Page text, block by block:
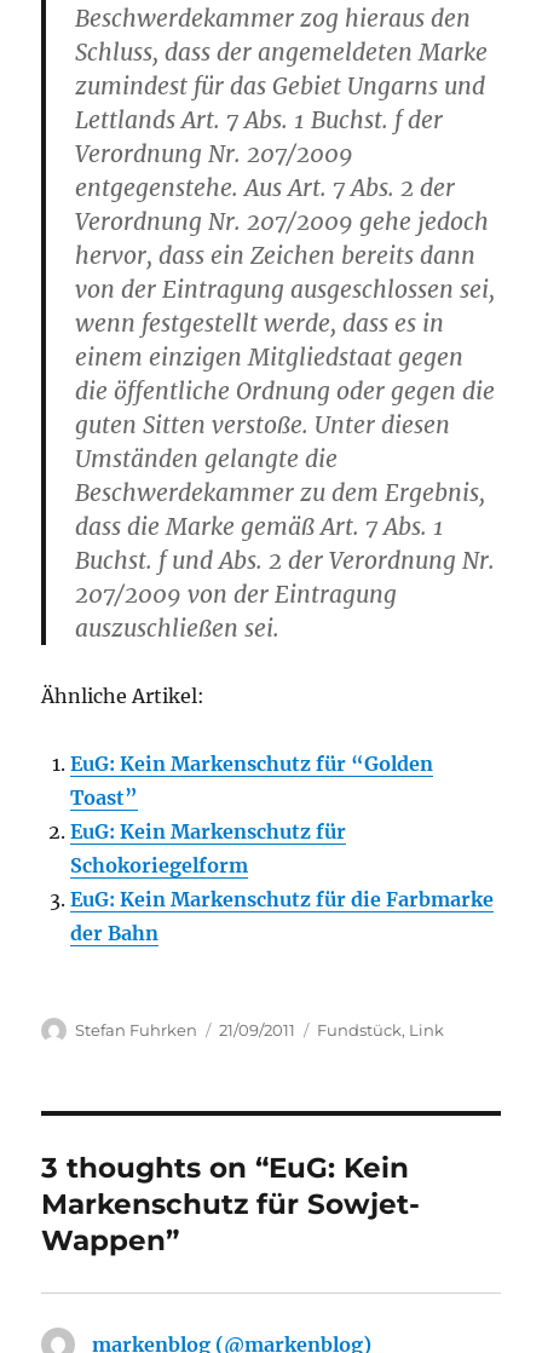
Beschwerdekammer zog hieraus den
Schluss, dass der angemeldeten Marke
zumindest für das Gebiet Ungarns und
Lettlands Art. 7 Abs. 1 Buchst. f der
Verordnung Nr. 207/2009
entgegenstehe. Aus Art. 7 Abs. 2 der
Verordnung Nr. 207/2009 gehe jedoch
hervor, dass ein Zeichen bereits dann
von der Eintragung ausgeschlossen sei,
wenn festgestellt werde, dass es in
einem einzigen Mitgliedstaat gegen
die öffentliche Ordnung oder gegen die
guten Sitten verstoße. Unter diesen
Umständen gelangte die
Beschwerdekammer zu dem Ergebnis,
dass die Marke gemäß Art. 7 Abs. 1
Buchst. f und Abs. 2 der Verordnung Nr.
207/2009 von der Eintragung
auszuschließen sei.
Ähnliche Artikel:
EuG: Kein Markenschutz für “Golden
Toast”
EuG: Kein Markenschutz für
Schokoriegelform
EuG: Kein Markenschutz für die Farbmarke
der Bahn
Author
Stefan Fuhrken
Posted
21/09/2011 Categories
Fundstück, Link
3 thoughts on “EuG: Kein
Markenschutz für Sowjet-
Wappen”
markenblog (@markenblog)